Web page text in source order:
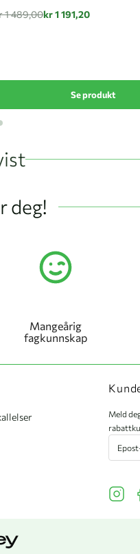
1 489,00kr 1 191,20
Se produkt
deg!
Mangeårig
fagkunnskap
Meld
See